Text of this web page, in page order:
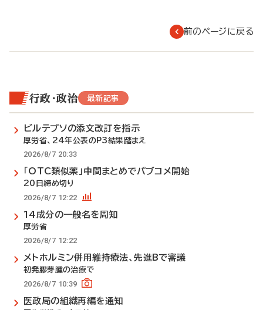
前のページに戻る
行政・政治 最新記事
ビルテプソの添文改訂を指示
厚労省、24年公表のP3結果踏まえ
2026/8/7 20:33
「OTC類似薬」中間まとめでパブコメ開始
20日締め切り
2026/8/7 12:22
14成分の一般名を周知
厚労省
2026/8/7 12:22
メトホルミン併用維持療法、先進Bで審議
初発膠芽腫の治療で
2026/8/7 10:39
医政局の組織再編を通知